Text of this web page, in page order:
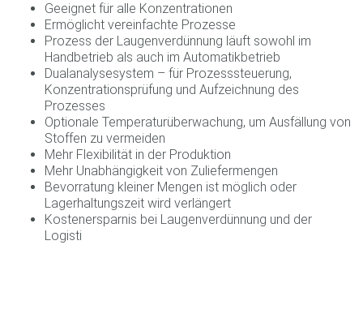
Geeignet für alle Konzentrationen
Ermöglicht vereinfachte Prozesse
Prozess der Laugenverdünnung läuft sowohl im
Handbetrieb als auch im Automatikbetrieb
Dualanalysesystem – für Prozesssteuerung,
Konzentrationsprüfung und Aufzeichnung des
Prozesses
Optionale Temperaturüberwachung, um Ausfällung von
Stoffen zu vermeiden
Mehr Flexibilität in der Produktion
Mehr Unabhängigkeit von Zuliefermengen
Bevorratung kleiner Mengen ist möglich oder
Lagerhaltungszeit wird verlängert
Kostenersparnis bei Laugenverdünnung und der
Logisti